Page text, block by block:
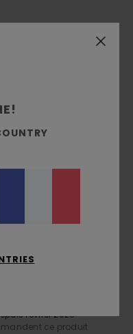
février 2026
ce produit